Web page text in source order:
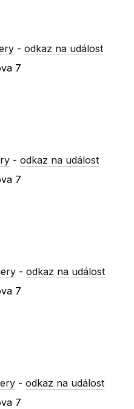
-odkaz na událost
7
-odkaz na událost
7
-odkaz na událost
7
-odkaz na událost
7